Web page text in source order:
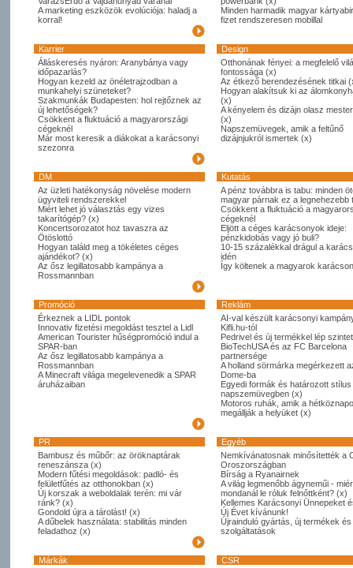
A marketing eszközök evolúciója: haladj a
korral!
Minden harmadik magyar
fizet rendszeresen mobillal
Karrier
Design
Álláskeresés nyáron: Aranybánya vagy
időpazarlás?
Hogyan kezeld az önéletrajzodban a
munkahelyi szüneteket?
Szakmunkák Budapesten: hol rejtőznek az
új lehetőségek?
Csökkent a fluktuáció a magyarországi
cégeknél
Már most keresik a diákokat a karácsonyi
szezonra
Otthonának fényei: a megfelelő
fontossága (x)
Az étkező berendezésének titkai
Hogyan alakítsuk ki az
(x)
A kényelem és dizájn olasz
(x)
Napszemüvegek, amik a feltűnő
dizájnjukról ismertek (x)
DM
Kutatás
Az üzleti hatékonyság növelése modern
ügyviteli rendszerekkel
Miért lehet jó választás egy vizes
takarítógép? (x)
Koncertsorozatot hoz tavaszra az
Ötöslottó
Hogyan találd meg a tökéletes céges
ajándékot? (x)
Az ősz legillatosabb kampánya a
Rossmannban
A pénz továbbra is tabu: minden
magyar párnak ez a legnehezebb
Csökkent a fluktuáció a
cégeknél
Eljött a céges karácsonyok ideje:
pénzkidobás vagy jó buli?
10-15 százalékkal drágul a
idén
Így költenek a magyarok
Promóció
Reklám
Érkeznek a LIDL pontok
Innovativ fizetési megoldást tesztel a Lidl
American Tourister hűségpromóció indul a
SPAR-ban
Az ősz legillatosabb kampánya a
Rossmannban
A Minecraft világa megelevenedik a SPAR
áruházaiban
AI-val készült karácsonyi
Kifli.hu-tól
Pedrivel és új termékkel lép
BioTechUSA és az FC Barcelona
partnersége
A holland sörmárka megérkezett
Dome-ba
Egyedi formák és határozott
napszemüvegben (x)
Motoros ruhák, amik a
megállják a helyüket (x)
PR
Egyéb
Bambusz és műbőr: az öröknaptárak
reneszánsza (x)
Modern fűtési megoldások: padló- és
felületfűtés az otthonokban (x)
Új korszak a weboldalak terén: mi vár
ránk? (x)
Gondold újra a tárolást! (x)
A dűbelek használata: stabilitás minden
feladathoz (x)
Nemkívánatosnak minősítették a
Oroszországban
Bírság a Ryanairnek
A világ legmenőbb ágyneműi -
mondanál le róluk felnőttként? (x)
Kellemes Karácsonyi Ünnepeket
Új Évet kívánunk!
Újrainduló gyártás, új termékek és
szolgáltatások
Márkák
CSR